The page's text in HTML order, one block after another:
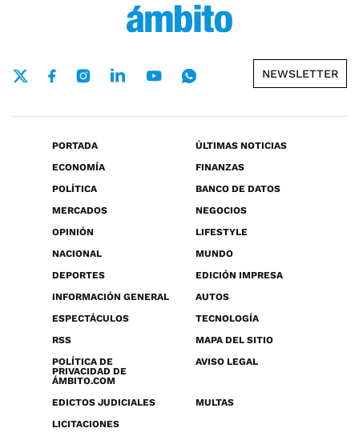
NEWSLETTER
PORTADA
ÚLTIMAS NOTICIAS
ECONOMÍA
FINANZAS
POLÍTICA
BANCO DE DATOS
MERCADOS
NEGOCIOS
OPINIÓN
LIFESTYLE
NACIONAL
MUNDO
DEPORTES
EDICIÓN IMPRESA
INFORMACIÓN GENERAL
AUTOS
ESPECTÁCULOS
TECNOLOGÍA
RSS
MAPA DEL SITIO
POLÍTICA DE
PRIVACIDAD DE
ÁMBITO.COM
AVISO LEGAL
EDICTOS JUDICIALES
MULTAS
LICITACIONES